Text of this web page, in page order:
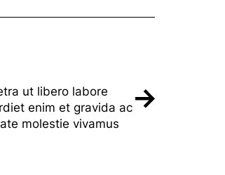
ut libero labore
enim et gravida ac
molestie vivamus